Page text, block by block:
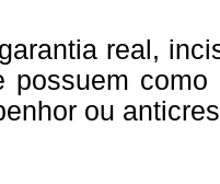
real,
possuem como
ou